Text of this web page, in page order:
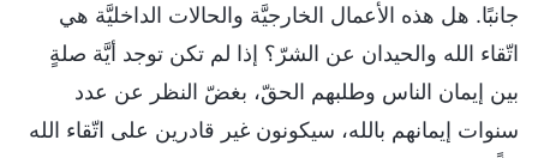
جانبًا. هل هذه الأعمال الخارجيَّة والحالات الداخليَّة هي
اتّقاء الله والحيدان عن الشرّ؟ إذا لم تكن توجد أيَّة صلةٍ
بين إيمان الناس وطلبهم الحقّ، بغضّ النظر عن عدد
سنوات إيمانهم بالله، سيكونون غير قادرين على اتّقاء الله